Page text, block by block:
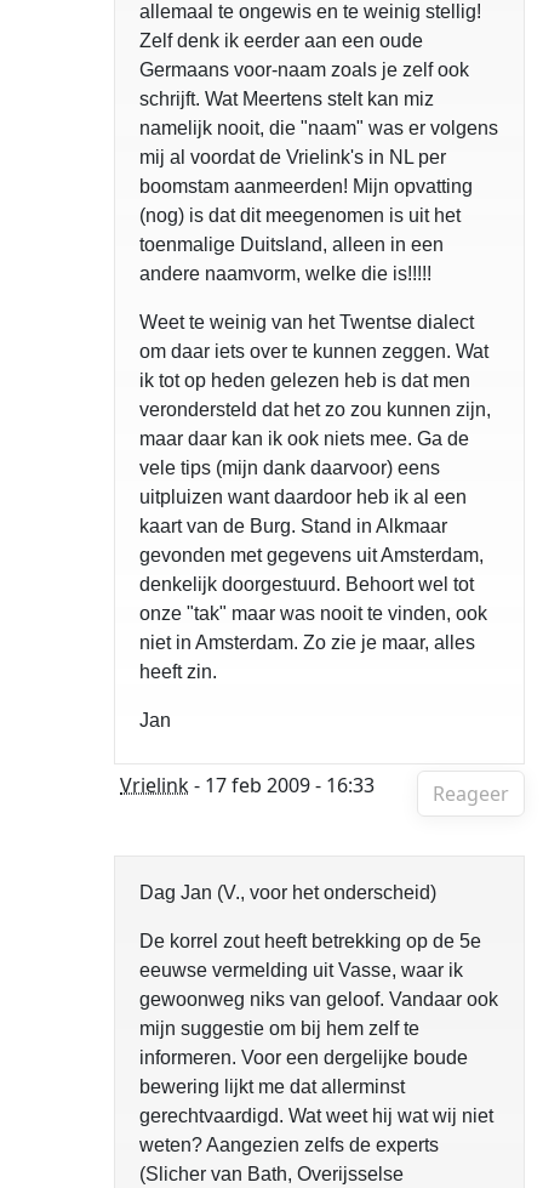
allemaal te ongewis en te weinig stellig!
Zelf denk ik eerder aan een oude
Germaans voor-naam zoals je zelf ook
schrijft. Wat Meertens stelt kan miz
namelijk nooit, die "naam" was er volgens
mij al voordat de Vrielink's in NL per
boomstam aanmeerden! Mijn opvatting
(nog) is dat dit meegenomen is uit het
toenmalige Duitsland, alleen in een
andere naamvorm, welke die is!!!!!
Weet te weinig van het Twentse dialect
om daar iets over te kunnen zeggen. Wat
ik tot op heden gelezen heb is dat men
verondersteld dat het zo zou kunnen zijn,
maar daar kan ik ook niets mee. Ga de
vele tips (mijn dank daarvoor) eens
uitpluizen want daardoor heb ik al een
kaart van de Burg. Stand in Alkmaar
gevonden met gegevens uit Amsterdam,
denkelijk doorgestuurd. Behoort wel tot
onze "tak" maar was nooit te vinden, ook
niet in Amsterdam. Zo zie je maar, alles
heeft zin.
Jan
Reageer
Vrielink- 17 feb 2009 - 16:33
Dag Jan (V., voor het onderscheid)
De korrel zout heeft betrekking op de 5e
eeuwse vermelding uit Vasse, waar ik
gewoonweg niks van geloof. Vandaar ook
mijn suggestie om bij hem zelf te
informeren. Voor een dergelijke boude
bewering lijkt me dat allerminst
gerechtvaardigd. Wat weet hij wat wij niet
weten? Aangezien zelfs de experts
(Slicher van Bath, Overijsselse